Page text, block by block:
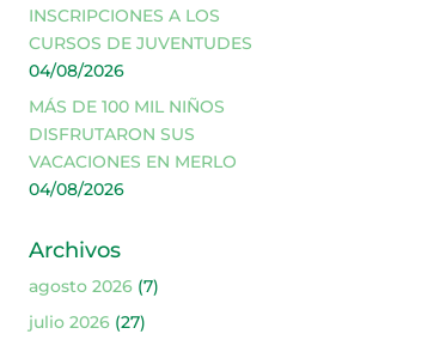
INSCRIPCIONES A LOS
CURSOS DE JUVENTUDES
04/08/2026
MÁS DE 100 MIL NIÑOS
DISFRUTARON SUS
VACACIONES EN MERLO
04/08/2026
Archivos
agosto 2026(7)
julio 2026(27)